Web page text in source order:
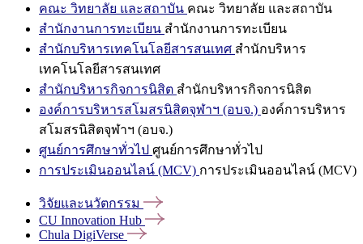
คณะ วิทยาลัย และสถาบัน คณะ วิทยาลัย และสถาบัน
สำนักงานการทะเบียน สำนักงานการทะเบียน
สำนักบริหารเทคโนโลยีสารสนเทศ สำนักบริหาร
เทคโนโลยีสารสนเทศ
สำนักบริหารกิจการนิสิต สำนักบริหารกิจการนิสิต
องค์การบริหารสโมสรนิสิตจุฬาฯ (อบจ.) องค์การบริหาร
สโมสรนิสิตจุฬาฯ (อบจ.)
ศูนย์การศึกษาทั่วไป ศูนย์การศึกษาทั่วไป
การประเมินออนไลน์ (MCV) การประเมินออนไลน์ (MCV)
วิจัยและนวัตกรรม
CU Innovation Hub
Chula DigiVerse